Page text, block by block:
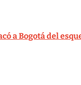
a Bogotá del